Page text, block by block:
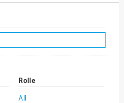
Rolle
All